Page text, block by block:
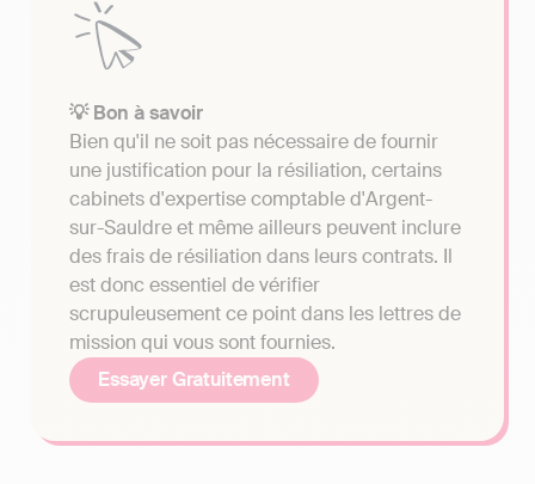
💡 Bon à savoir
Bien qu'il ne soit pas nécessaire de fournir
une justification pour la résiliation, certains
cabinets d'expertise comptable d'Argent-
sur-Sauldre et même ailleurs peuvent inclure
des frais de résiliation dans leurs contrats. Il
est donc essentiel de vérifier
scrupuleusement ce point dans les lettres de
mission qui vous sont fournies.
Essayer Gratuitement